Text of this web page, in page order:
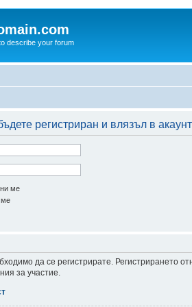
describe your forum
регистриран и влязъл в
ме
ме
да се регистрирате. Регистрирането
за участие.